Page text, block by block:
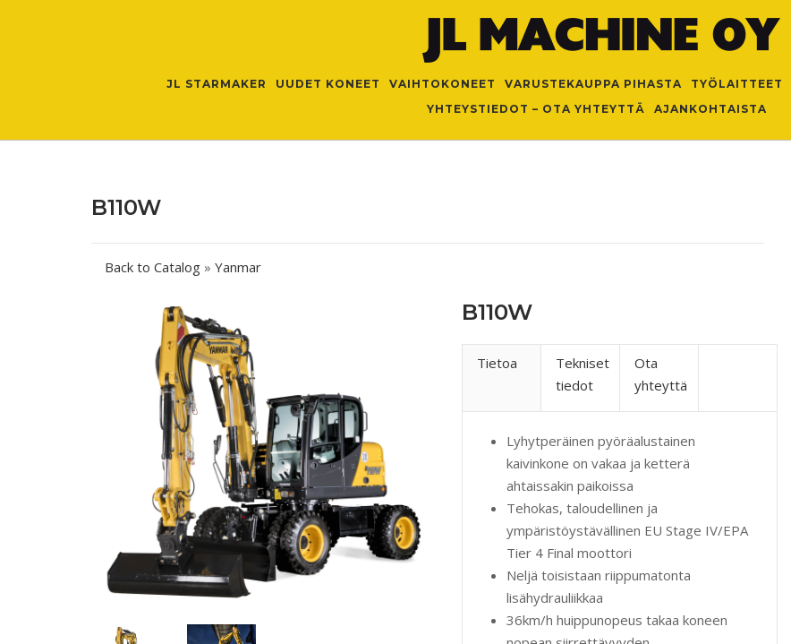
JL STARMAKER UUDET KONEET VAIHTOKONEET VARUSTEKAUPPA PIHASTA TYÖLAITTEET
YHTEYSTIEDOT – OTA YHTEYTTÄ
AJANKOHTAISTA
B110W
Back to Catalog Yanmar
B110W
Tietoa
Tekniset
tiedot
Ota
yhteyttä
Lyhytperäinen pyöräalustainen
kaivinkone on vakaa ja ketterä
ahtaissakin paikoissa
Tehokas, taloudellinen ja
ympäristöystävällinen EU Stage IV/EPA
Tier 4 Final moottori
Neljä toisistaan riippumatonta
lisähydrauliikkaa
36km/h huippunopeus takaa koneen
navigation